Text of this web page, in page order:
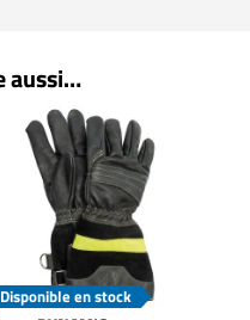
aussi…
Disponible en stock